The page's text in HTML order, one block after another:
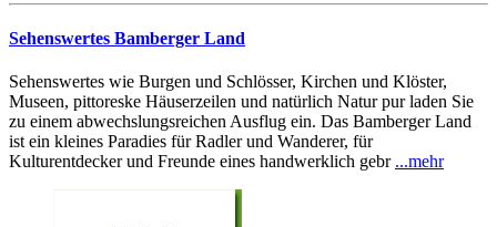
Sehenswertes Bamberger Land
Sehenswertes wie Burgen und Schlösser, Kirchen und Klöster,
Museen, pittoreske Häuserzeilen und natürlich Natur pur laden Sie
zu einem abwechslungsreichen Ausflug ein. Das Bamberger Land
ist ein kleines Paradies für Radler und Wanderer, für
Kulturentdecker und Freunde eines handwerklich gebr ...mehr